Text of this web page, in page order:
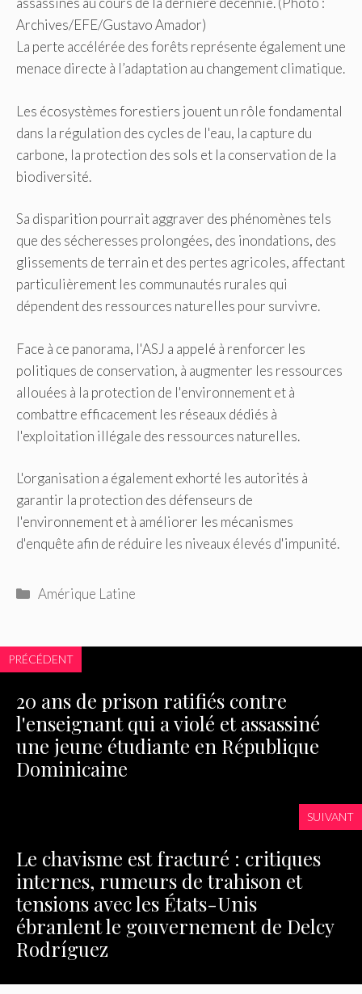
La perte accélérée des forêts représente également une
menace directe à l’adaptation au changement climatique.
Les écosystèmes forestiers jouent un rôle fondamental
dans la régulation des cycles de l'eau, la capture du
carbone, la protection des sols et la conservation de la
biodiversité.
Sa disparition pourrait aggraver des phénomènes tels
que des sécheresses prolongées, des inondations, des
glissements de terrain et des pertes agricoles, affectant
particulièrement les communautés rurales qui
dépendent des ressources naturelles pour survivre.
Face à ce panorama, l'ASJ a appelé à renforcer les
politiques de conservation, à augmenter les ressources
allouées à la protection de l'environnement et à
combattre efficacement les réseaux dédiés à
l'exploitation illégale des ressources naturelles.
L'organisation a également exhorté les autorités à
garantir la protection des défenseurs de
l'environnement et à améliorer les mécanismes
d'enquête afin de réduire les niveaux élevés d'impunité.
Catégories
Amérique Latine
PRÉCÉDENT
20 ans de prison ratifiés contre
l'enseignant qui a violé et assassiné
une jeune étudiante en République
Dominicaine
SUIVANT
Le chavisme est fracturé : critiques
internes, rumeurs de trahison et
tensions avec les États-Unis
ébranlent le gouvernement de Delcy
Rodríguez